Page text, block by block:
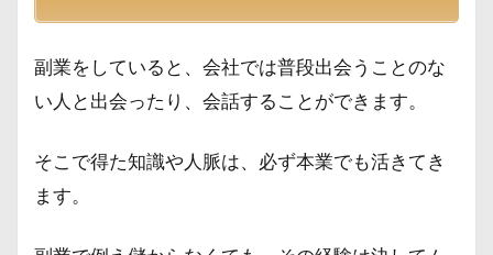
副業をしていると、会社では普段出会うことのな
い人と出会ったり、会話することができます。
そこで得た知識や人脈は、必ず本業でも活きてき
ます。